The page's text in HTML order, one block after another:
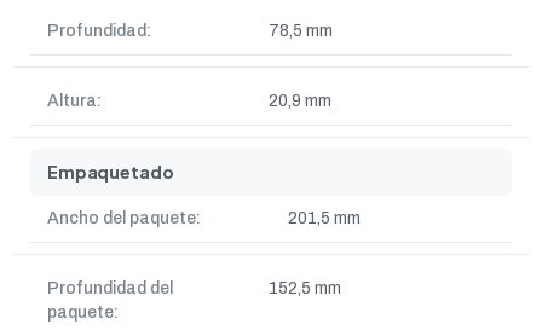
Profundidad: 78,5 mm
Altura: 20,9 mm
Empaquetado
Ancho del paquete: 201,5 mm
Profundidad del
paquete:
152,5 mm